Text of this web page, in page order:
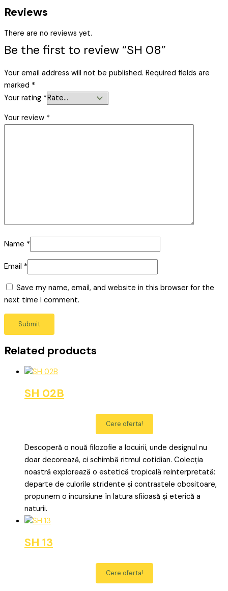
Reviews
There are no reviews yet.
Be the first to review “SH 08”
Your email address will not be published. Required fields are
marked *
Your rating *
Your review *
Name *
Email *
Save my name, email, and website in this browser for the
next time I comment.
Related products
SH 02B
Cere oferta!
Descoperă o nouă filozofie a locuirii, unde designul nu
doar decorează, ci schimbă ritmul cotidian. Colecția
noastră explorează o estetică tropicală reinterpretată:
departe de culorile stridente și contrastele obositoare,
propunem o incursiune în latura sfiioasă și eterică a
naturii.
SH 13
Cere oferta!